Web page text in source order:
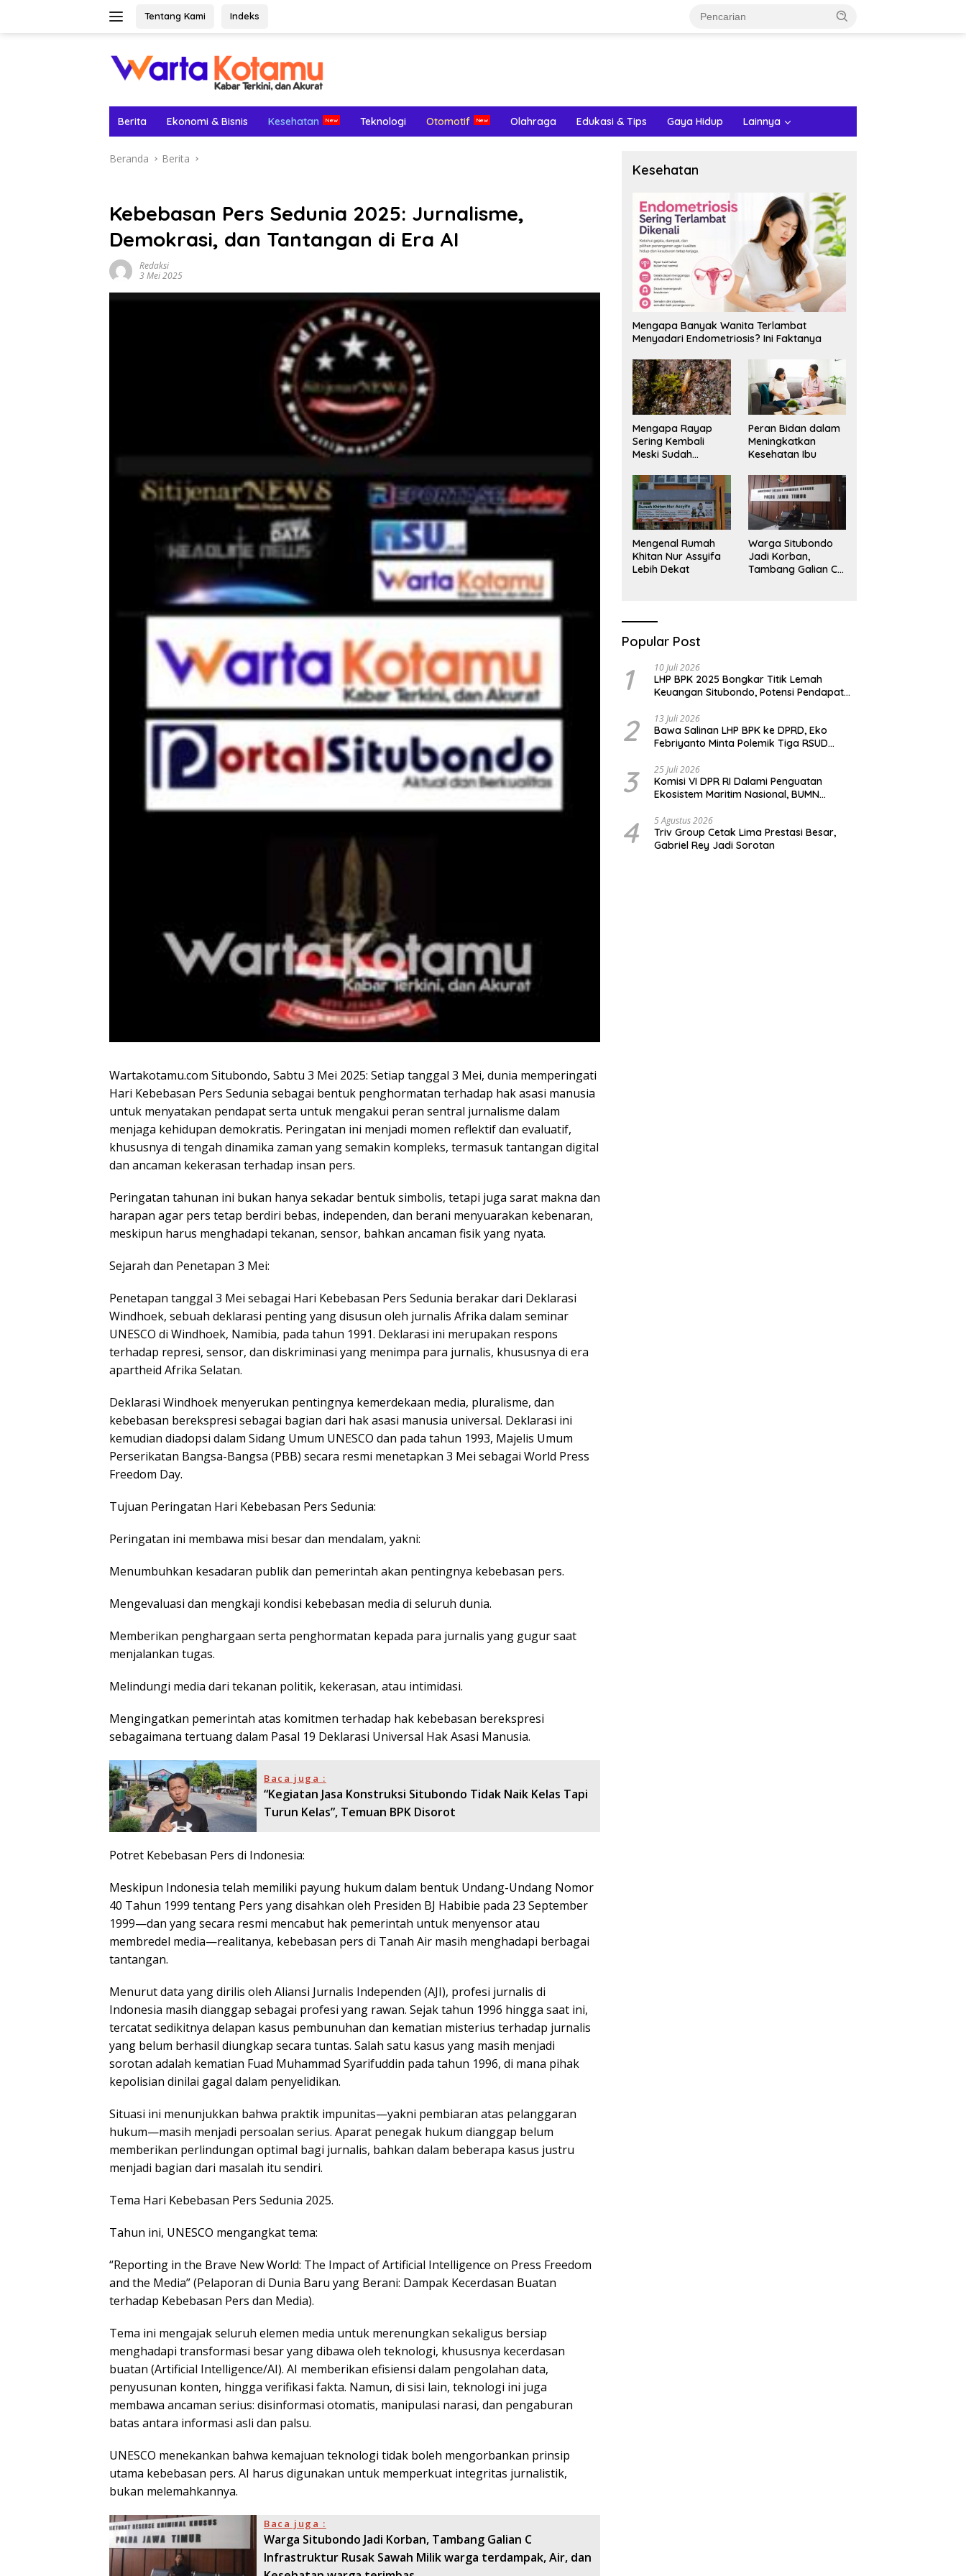
Tentang Kami Indeks
Berita Ekonomi & Bisnis Kesehatan Teknologi Otomotif Olahraga Edukasi & Tips Gaya Hidup Lainnya
Beranda Berita
Kebebasan Pers Sedunia 2025: Jurnalisme,
Demokrasi, dan Tantangan di Era AI
Redaksi
3 Mei 2025
Wartakotamu.com Situbondo, Sabtu 3 Mei 2025: Setiap tanggal 3 Mei, dunia memperingati
Hari Kebebasan Pers Sedunia sebagai bentuk penghormatan terhadap hak asasi manusia
untuk menyatakan pendapat serta untuk mengakui peran sentral jurnalisme dalam
menjaga kehidupan demokratis. Peringatan ini menjadi momen reflektif dan evaluatif,
khususnya di tengah dinamika zaman yang semakin kompleks, termasuk tantangan digital
dan ancaman kekerasan terhadap insan pers.
Peringatan tahunan ini bukan hanya sekadar bentuk simbolis, tetapi juga sarat makna dan
harapan agar pers tetap berdiri bebas, independen, dan berani menyuarakan kebenaran,
meskipun harus menghadapi tekanan, sensor, bahkan ancaman fisik yang nyata.
Sejarah dan Penetapan 3 Mei:
Penetapan tanggal 3 Mei sebagai Hari Kebebasan Pers Sedunia berakar dari Deklarasi
Windhoek, sebuah deklarasi penting yang disusun oleh jurnalis Afrika dalam seminar
UNESCO di Windhoek, Namibia, pada tahun 1991. Deklarasi ini merupakan respons
terhadap represi, sensor, dan diskriminasi yang menimpa para jurnalis, khususnya di era
apartheid Afrika Selatan.
Deklarasi Windhoek menyerukan pentingnya kemerdekaan media, pluralisme, dan
kebebasan berekspresi sebagai bagian dari hak asasi manusia universal. Deklarasi ini
kemudian diadopsi dalam Sidang Umum UNESCO dan pada tahun 1993, Majelis Umum
Perserikatan Bangsa-Bangsa (PBB) secara resmi menetapkan 3 Mei sebagai World Press
Freedom Day.
Tujuan Peringatan Hari Kebebasan Pers Sedunia:
Peringatan ini membawa misi besar dan mendalam, yakni:
Menumbuhkan kesadaran publik dan pemerintah akan pentingnya kebebasan pers.
Mengevaluasi dan mengkaji kondisi kebebasan media di seluruh dunia.
Memberikan penghargaan serta penghormatan kepada para jurnalis yang gugur saat
menjalankan tugas.
Melindungi media dari tekanan politik, kekerasan, atau intimidasi.
Mengingatkan pemerintah atas komitmen terhadap hak kebebasan berekspresi
sebagaimana tertuang dalam Pasal 19 Deklarasi Universal Hak Asasi Manusia.
Baca juga :
“Kegiatan Jasa Konstruksi Situbondo Tidak Naik Kelas Tapi
Turun Kelas”, Temuan BPK Disorot
Potret Kebebasan Pers di Indonesia:
Meskipun Indonesia telah memiliki payung hukum dalam bentuk Undang-Undang Nomor
40 Tahun 1999 tentang Pers yang disahkan oleh Presiden BJ Habibie pada 23 September
1999—dan yang secara resmi mencabut hak pemerintah untuk menyensor atau
membredel media—realitanya, kebebasan pers di Tanah Air masih menghadapi berbagai
tantangan.
Menurut data yang dirilis oleh Aliansi Jurnalis Independen (AJI), profesi jurnalis di
Indonesia masih dianggap sebagai profesi yang rawan. Sejak tahun 1996 hingga saat ini,
tercatat sedikitnya delapan kasus pembunuhan dan kematian misterius terhadap jurnalis
yang belum berhasil diungkap secara tuntas. Salah satu kasus yang masih menjadi
sorotan adalah kematian Fuad Muhammad Syarifuddin pada tahun 1996, di mana pihak
kepolisian dinilai gagal dalam penyelidikan.
Situasi ini menunjukkan bahwa praktik impunitas—yakni pembiaran atas pelanggaran
hukum—masih menjadi persoalan serius. Aparat penegak hukum dianggap belum
memberikan perlindungan optimal bagi jurnalis, bahkan dalam beberapa kasus justru
menjadi bagian dari masalah itu sendiri.
Tema Hari Kebebasan Pers Sedunia 2025.
Tahun ini, UNESCO mengangkat tema:
“Reporting in the Brave New World: The Impact of Artificial Intelligence on Press Freedom
and the Media” (Pelaporan di Dunia Baru yang Berani: Dampak Kecerdasan Buatan
terhadap Kebebasan Pers dan Media).
Tema ini mengajak seluruh elemen media untuk merenungkan sekaligus bersiap
menghadapi transformasi besar yang dibawa oleh teknologi, khususnya kecerdasan
buatan (Artificial Intelligence/AI). AI memberikan efisiensi dalam pengolahan data,
penyusunan konten, hingga verifikasi fakta. Namun, di sisi lain, teknologi ini juga
membawa ancaman serius: disinformasi otomatis, manipulasi narasi, dan pengaburan
batas antara informasi asli dan palsu.
UNESCO menekankan bahwa kemajuan teknologi tidak boleh mengorbankan prinsip
utama kebebasan pers. AI harus digunakan untuk memperkuat integritas jurnalistik,
bukan melemahkannya.
Baca juga :
Warga Situbondo Jadi Korban, Tambang Galian C
Infrastruktur Rusak Sawah Milik warga terdampak, Air, dan
Kesehatan
Mengapa Banyak Wanita Terlambat
Menyadari Endometriosis? Ini Faktanya
Mengapa Rayap
Sering Kembali
Meski Sudah
Peran Bidan dalam
Meningkatkan
Kesehatan Ibu
Mengenal Rumah
Khitan Nur Assyifa
Lebih Dekat
Warga Situbondo
Jadi Korban,
Tambang Galian C
Popular Post
1 10 Juli 2026
LHP BPK 2025 Bongkar Titik Lemah
Keuangan Situbondo, Potensi Pendapatan
2 13 Juli 2026
Bawa Salinan LHP BPK ke DPRD, Eko
Febriyanto Minta Polemik Tiga RSUD
Opini
3 25 Juli 2026
Komisi VI DPR RI Dalami Penguatan
Ekosistem Maritim Nasional, BUMN
Surabaya
4 5 Agustus 2026
Triv Group Cetak Lima Prestasi Besar,
Gabriel Rey Jadi Sorotan